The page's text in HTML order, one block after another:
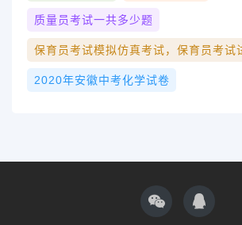
质量员考试一共多少题
保育员考试模拟仿真考试，保育员考试
2020年安徽中考化学试卷